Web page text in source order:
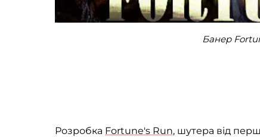
Банер
Розробка Fortune's Run, шутера від